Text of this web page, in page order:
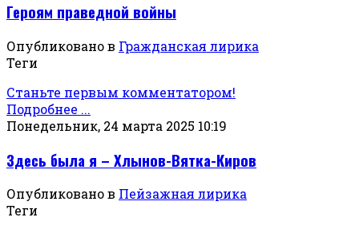
Героям праведной войны
Опубликовано в Гражданская лирика
Теги
Станьте первым комментатором!
Подробнее ...
Понедельник, 24 марта 2025 10:19
Здесь была я – Хлынов-Вятка-Киров
Опубликовано в Пейзажная лирика
Теги